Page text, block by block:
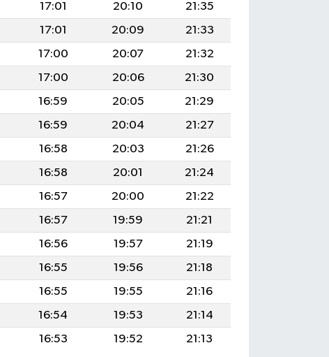
17:01 20:10
21:35
17:01 20:09
21:33
17:00 20:07
21:32
17:00 20:06
21:30
16:59 20:05
21:29
16:59 20:04
21:27
16:58 20:03
21:26
16:58 20:01
21:24
16:57 20:00
21:22
16:57 19:59
21:21
16:56 19:57
21:19
16:55 19:56
21:18
16:55 19:55
21:16
16:54 19:53
21:14
16:53 19:52 21:13